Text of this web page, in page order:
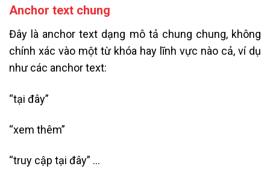
Anchor text chung
Đây là anchor text dạng mô tả chung chung, không
chính xác vào một từ khóa hay lĩnh vực nào cả, ví dụ
như các anchor text:
“tại đây”
“xem thêm”
“truy cập tại đây” …